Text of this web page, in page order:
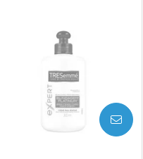
Laboratório
Por Menos
AVISE-ME